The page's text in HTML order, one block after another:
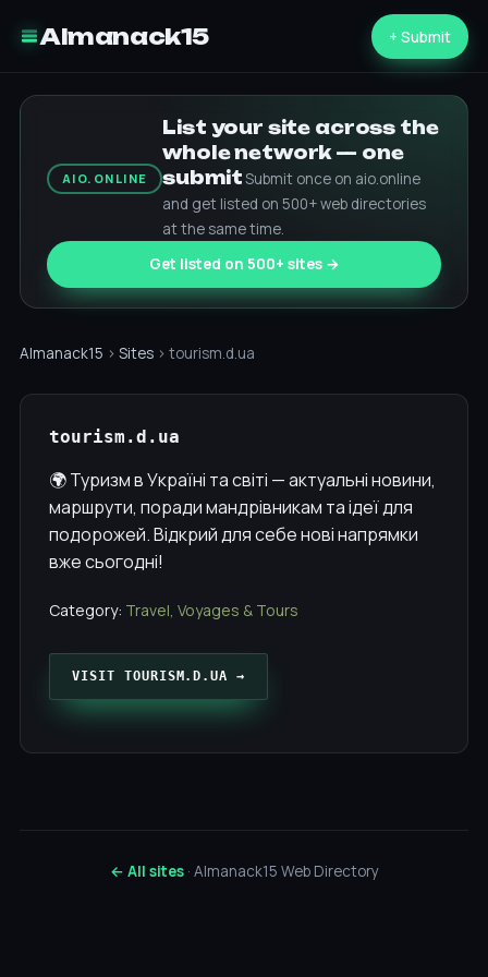
Almanack15 + Submit
AIO.ONLINE
List your site across the
whole network — one
submitSubmit once on aio.online
and get listed on 500+ web directories
at the same time.
Get listed on 500+ sites →
Almanack15 › Sites › tourism.d.ua
tourism.d.ua
🌍 Туризм в Україні та світі — актуальні новини,
маршрути, поради мандрівникам та ідеї для
подорожей. Відкрий для себе нові напрямки
вже сьогодні!
Category: Travel, Voyages & Tours
VISIT TOURISM.D.UA →
← All sites· Almanack15 Web Directory